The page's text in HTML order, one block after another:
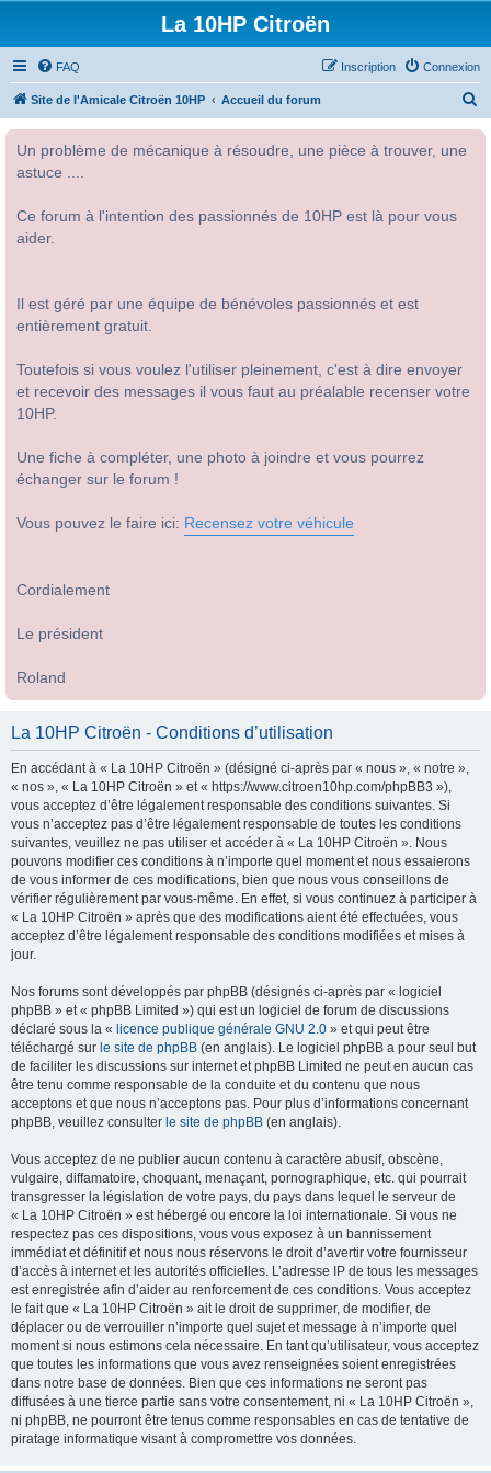
La 10HP Citroën
FAQ Connexion
Inscription
Site de l'Amicale Citroën 10HP Accueil du forum
Un problème de mécanique à résoudre, une pièce à trouver, une
astuce ....
Ce forum à l'intention des passionnés de 10HP est là pour vous
aider.
Il est géré par une équipe de bénévoles passionnés et est
entièrement gratuit.
Toutefois si vous voulez l'utiliser pleinement, c'est à dire envoyer
et recevoir des messages il vous faut au préalable recenser votre
10HP.
Une fiche à compléter, une photo à joindre et vous pourrez
échanger sur le forum !
Vous pouvez le faire ici: Recensez votre véhicule
Cordialement
Le président
Roland
La 10HP Citroën - Conditions d’utilisation
En accédant à « La 10HP Citroën » (désigné ci-après par « nous », « notre »,
« nos », « La 10HP Citroën » et « https://www.citroen10hp.com/phpBB3 »),
vous acceptez d’être légalement responsable des conditions suivantes. Si
vous n’acceptez pas d’être légalement responsable de toutes les conditions
suivantes, veuillez ne pas utiliser et accéder à « La 10HP Citroën ». Nous
pouvons modifier ces conditions à n’importe quel moment et nous essaierons
de vous informer de ces modifications, bien que nous vous conseillons de
vérifier régulièrement par vous-même. En effet, si vous continuez à participer à
« La 10HP Citroën » après que des modifications aient été effectuées, vous
acceptez d’être légalement responsable des conditions modifiées et mises à
jour.
Nos forums sont développés par phpBB (désignés ci-après par « logiciel
phpBB » et « phpBB Limited ») qui est un logiciel de forum de discussions
déclaré sous la « licence publique générale GNU 2.0 » et qui peut être
téléchargé sur le site de phpBB (en anglais). Le logiciel phpBB a pour seul but
de faciliter les discussions sur internet et phpBB Limited ne peut en aucun cas
être tenu comme responsable de la conduite et du contenu que nous
acceptons et que nous n’acceptons pas. Pour plus d’informations concernant
phpBB, veuillez consulter le site de phpBB (en anglais).
Vous acceptez de ne publier aucun contenu à caractère abusif, obscène,
vulgaire, diffamatoire, choquant, menaçant, pornographique, etc. qui pourrait
transgresser la législation de votre pays, du pays dans lequel le serveur de
« La 10HP Citroën » est hébergé ou encore la loi internationale. Si vous ne
respectez pas ces dispositions, vous vous exposez à un bannissement
immédiat et définitif et nous nous réservons le droit d’avertir votre fournisseur
d’accès à internet et les autorités officielles. L’adresse IP de tous les messages
est enregistrée afin d’aider au renforcement de ces conditions. Vous acceptez
le fait que « La 10HP Citroën » ait le droit de supprimer, de modifier, de
déplacer ou de verrouiller n’importe quel sujet et message à n’importe quel
moment si nous estimons cela nécessaire. En tant qu’utilisateur, vous acceptez
que toutes les informations que vous avez renseignées soient enregistrées
dans notre base de données. Bien que ces informations ne seront pas
diffusées à une tierce partie sans votre consentement, ni « La 10HP Citroën »,
ni phpBB, ne pourront être tenus comme responsables en cas de tentative de
piratage informatique visant à compromettre vos données.